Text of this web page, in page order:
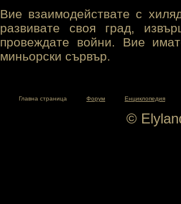
Вие взаимодействате с
развивате своя град,
провеждате войни. Вие
миньорски сървър.
Главна страница Форум Енциклопедия
©